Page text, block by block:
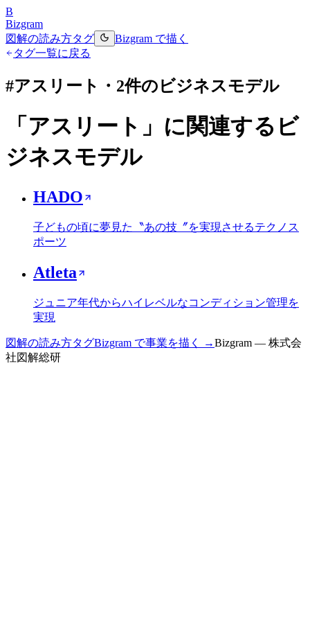
B
Bizgram
図解の読み方タグ
Bizgram で描く
タグ一覧に戻る
#アスリート ・ 2件のビジネスモデル
「 アスリート 」に関連するビ
ジネスモデル
HADO
子どもの頃に夢見た〝あの技〞を実現させるテクノス
ポーツ
Atleta
ジュニア年代からハイレベルなコンディション管理を
実現
図解の読み方タグBizgram で事業を描く →Bizgram — 株式会
社図解総研